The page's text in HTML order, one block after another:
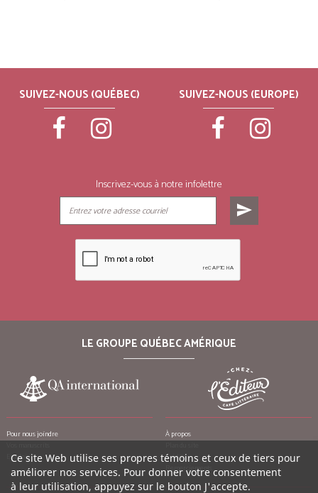
SUIVEZ-NOUS (QUÉBEC) SUIVEZ-NOUS (EUROPE)
Inscrivez-vous à notre infolettre
send
LE GROUPE QUÉBEC AMÉRIQUE
Pour nous joindre
Emplois
À propos
Crédits
Remerciements
Ce site Web utilise ses propres témoins et ceux de tiers pour
améliorer nos services. Pour donner votre consentement
à leur utilisation, appuyez sur le bouton J'accepte.